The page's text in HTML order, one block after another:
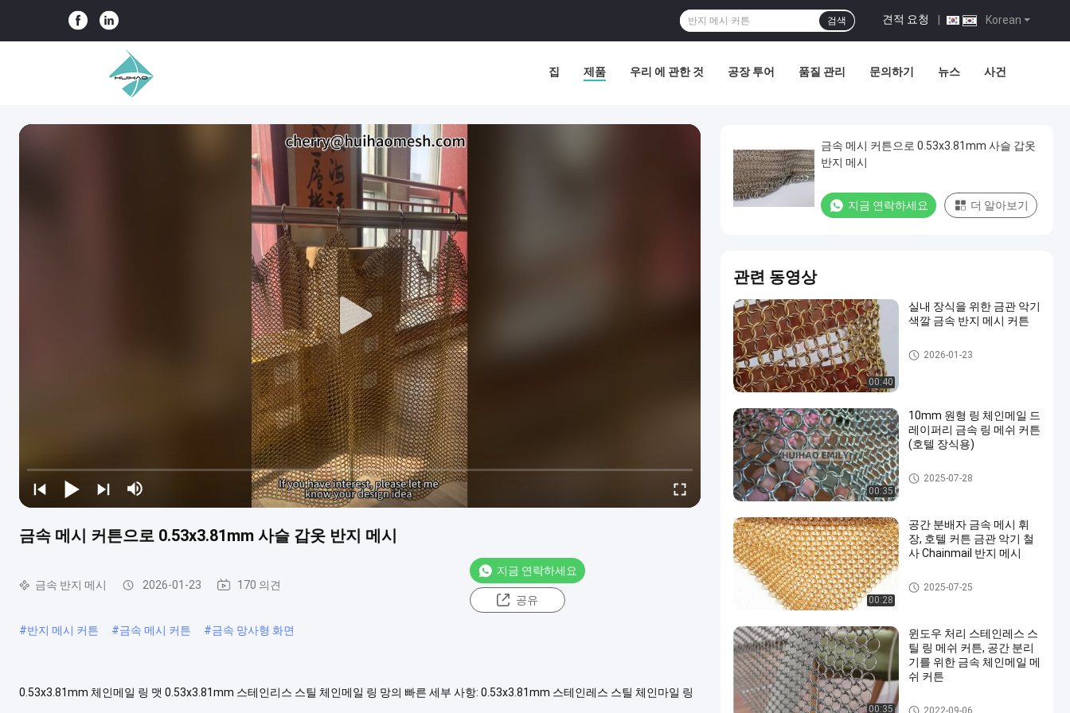
Korean
견적 요청
검색
집 제품 우리 에 관한 것 공장 투어 품질 관리 문의하기 뉴스 사건
금속 메시 커튼으로 0.53x3.81mm 사슬 갑옷 반지 메시
금속 반지 메시 2026-01-23 170 의견
지금 연락하세요
공유
#반지 메시 커튼 #금속 메시 커튼 #금속 망사형 화면
0.53x3.81mm 체인메일 링 맷 0.53x3.81mm 스테인리스 스틸 체인메일 링 망의 빠른 세부 사항: 0.53x3.81mm 스테인레스 스틸 체인마일 링
금속 메시 커튼으로 0.53x3.81mm 사슬 갑옷
반지 메시
지금 연락하세요 더 알아보기
관련 동영상
00:40
실내 장식을 위한 금관 악기
색깔 금속 반지 메시 커튼
금속 반지 메시
2026-01-23
00:35
10mm 원형 링 체인메일 드
레이퍼리 금속 링 메쉬 커튼
(호텔 장식용)
금속 메시 휘장
2025-07-28
00:28
공간 분배자 금속 메시 휘
장, 호텔 커튼 금관 악기 철
사 Chainmail 반지 메시
금속 메시 휘장
2025-07-25
00:35
윈도우 처리 스테인레스 스
틸 링 메쉬 커튼, 공간 분리
기를 위한 금속 체인메일 메
쉬 커튼
금속 반지 메시
2022-09-06